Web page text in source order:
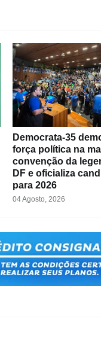
Democrata-35
força política na
convenção da
DF e oficializa
para 2026
04 Agosto, 2026